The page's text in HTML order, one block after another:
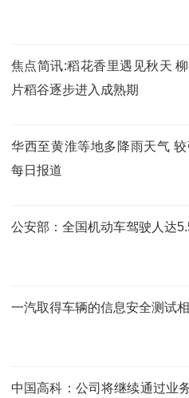
焦点简讯:稻花香里遇见秋天
片稻谷逐步进入成熟期
华西至黄淮等地多降雨天气
每日报道
公安部：全国机动车驾驶人达
一汽取得车辆的信息安全测试
中国高科：公司将继续通过业